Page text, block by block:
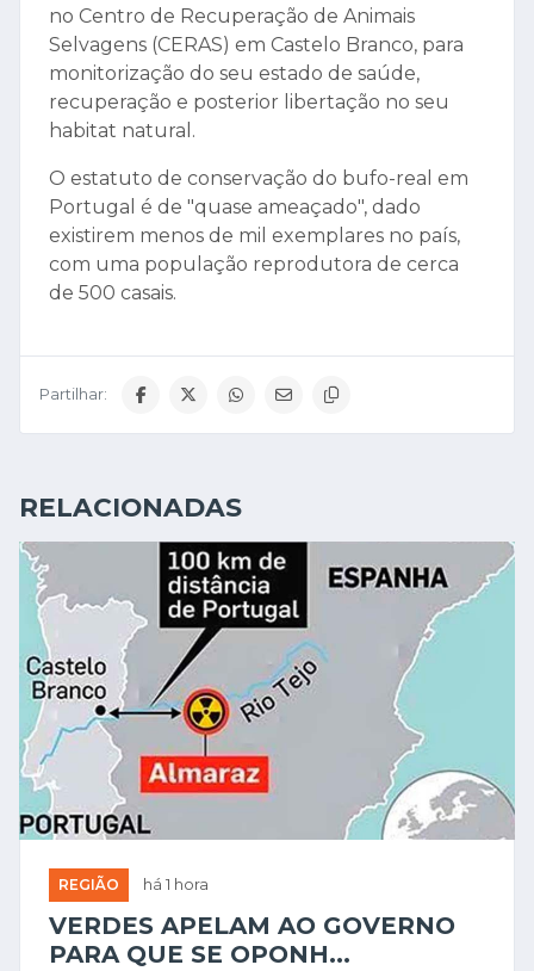
no Centro de Recuperação de Animais
Selvagens (CERAS) em Castelo Branco, para
monitorização do seu estado de saúde,
recuperação e posterior libertação no seu
habitat natural.
O estatuto de conservação do bufo-real em
Portugal é de "quase ameaçado", dado
existirem menos de mil exemplares no país,
com uma população reprodutora de cerca
de 500 casais.
Partilhar:
RELACIONADAS
REGIÃO há 1 hora
VERDES APELAM AO GOVERNO
PARA QUE SE OPONH...